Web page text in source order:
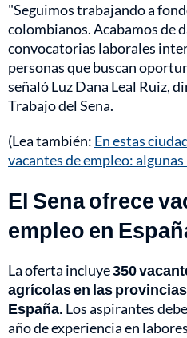
"Seguimos trabajando a
colombianos. Acabamos de
convocatorias laborales
personas que buscan
señaló Luz Dana Leal Ruiz,
Trabajo del Sena.
(Lea también: En estas
vacantes de empleo:
El Sena ofrece
empleo en
La oferta incluye350
agrícolas en las
España. Los aspirantes
año de experiencia en